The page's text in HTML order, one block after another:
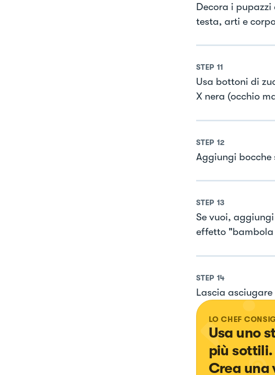
Decora i
testa, arti e
STEP 11
Usa bottoni di
X nera (occhio
STEP 12
Aggiungi
STEP 13
Se vuoi,
effetto
STEP 14
Lascia
LO CHEF
Usa uno
più sottili.
Crea una